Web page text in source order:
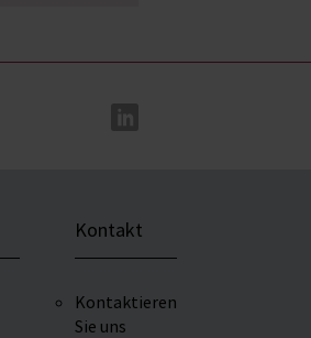
Kontakt
Kontaktieren
Sie uns